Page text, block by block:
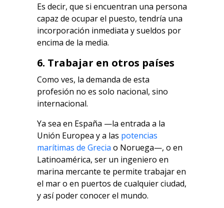
Es decir, que si encuentran una persona
capaz de ocupar el puesto, tendría una
incorporación inmediata y sueldos por
encima de la media.
6. Trabajar en otros países
Como ves, la demanda de esta
profesión no es solo nacional, sino
internacional.
Ya sea en España —la entrada a la
Unión Europea y a las potencias
marítimas de Grecia o Noruega—, o en
Latinoamérica, ser un ingeniero en
marina mercante te permite trabajar en
el mar o en puertos de cualquier ciudad,
y así poder conocer el mundo.